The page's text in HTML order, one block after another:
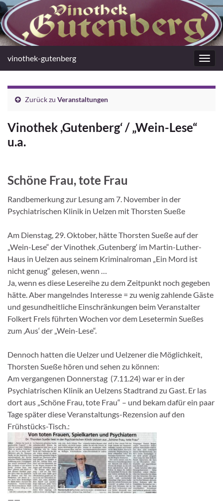
vinothek-gutenberg
Zurück zu Veranstaltungen
Vinothek ,Gutenberg‘ / „Wein-Lese“
u.a.
Schöne Frau, tote Frau
Randbemerkung zur Lesung am 7. November in der
Psychiatrischen Klinik in Uelzen mit Thorsten Sueße
Am Dienstag, 29. Oktober, hätte Thorsten Sueße auf der
„Wein-Lese“ der Vinothek ,Gutenberg‘ im Martin-Luther-
Haus in Uelzen aus seinem Kriminalroman „Ein Mord ist
nicht genug“ gelesen, wenn …
Ja, wenn es diese Lesereihe zu dem Zeitpunkt noch gegeben
hätte. Aber mangelndes Interesse = zu wenig zahlende Gäste
und gesundheitliche Einschränkungen beim Veranstalter
Folkert Frels führten Wochen vor dem Lesetermin Sueßes
zum ‚Aus‘ der „Wein-Lese“.
Dennoch hatten die Uelzer und Uelzener die Möglichkeit,
Thorsten Sueße hören und sehen zu können:
Am vergangenen Donnerstag (7.11.24) war er in der
Psychiatrischen Klinik an Uelzens Stadtrand zu Gast. Er las
dort aus „Schöne Frau, tote Frau“ – und bekam dafür ein paar
Tage später diese Veranstaltungs-Rezension auf den
Frühstücks-Tisch.:
——